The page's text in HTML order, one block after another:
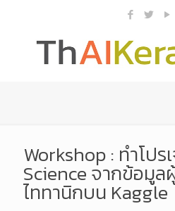
Workshop : ทำโปร
Science จากข้อมูล
ไททานิกบน Kaggle